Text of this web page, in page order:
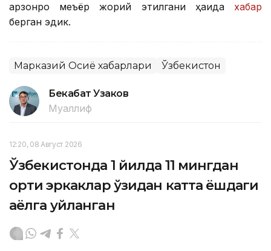
арзонроқ меъёр жорий этилгани ҳақида хабар
берган эдик.
Марказий Осиё хабарлари Ўзбекистон
Бекабат Узаков
Муаллиф
12:20, 08 Август 2026
Ўзбекистонда 1 йилда 11 мингдан
ортиқ эркаклар ўзидан катта ёшдаги
аёлга уйланган